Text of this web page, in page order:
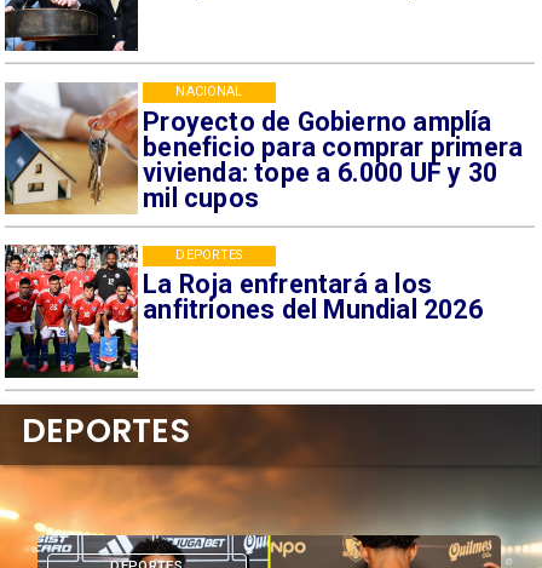
Proyecto de Gobierno amplía
beneficio para comprar primera
vivienda: tope a 6.000 UF y 30
mil cupos
NACIONAL
La Roja enfrentará a los
anfitriones del Mundial 2026
DEPORTES
DEPORTES